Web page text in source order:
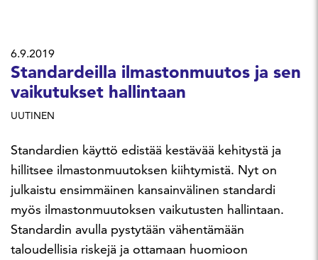
6.9.2019
Standardeilla ilmastonmuutos ja sen
vaikutukset hallintaan
UUTINEN
Standardien käyttö edistää kestävää kehitystä ja
hillitsee ilmastonmuutoksen kiihtymistä. Nyt on
julkaistu ensimmäinen kansainvälinen standardi
myös ilmastonmuutoksen vaikutusten hallintaan.
Standardin avulla pystytään vähentämään
taloudellisia riskejä ja ottamaan huomioon